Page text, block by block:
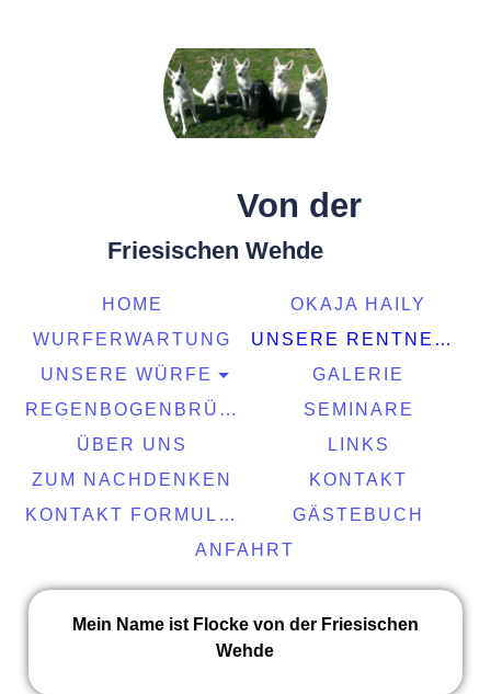
Von der
Friesischen Wehde
HOME
OKAJA HAILY
WURFERWARTUNG
UNSERE RENTNER
UNSERE WÜRFE
GALERIE
REGENBOGENBRÜCKE
SEMINARE
ÜBER UNS
LINKS
ZUM NACHDENKEN
KONTAKT
KONTAKT FORMULAR
GÄSTEBUCH
ANFAHRT
Mein Name ist Flocke von der Friesischen
Wehde